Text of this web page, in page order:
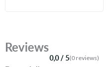
Reviews
0,0 / 5(0 reviews)